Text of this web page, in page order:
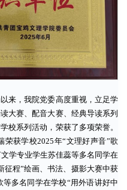
来，我院党委高度重视，立足学
大赛、配音大赛、经典导读系列
校系列活动，荣获了多项荣誉。
获学校2025年“文理好声音”歌
学专业学生苏佳蕊等多名同学在
征程”绘画、书法、摄影大赛中获
多名同学在学校“用外语讲好中